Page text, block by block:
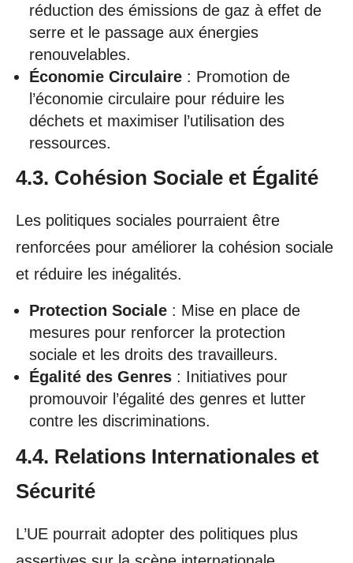
réduction des émissions de gaz à effet de
serre et le passage aux énergies
renouvelables.
Économie Circulaire : Promotion de
l’économie circulaire pour réduire les
déchets et maximiser l’utilisation des
ressources.
4.3. Cohésion Sociale et Égalité
Les politiques sociales pourraient être
renforcées pour améliorer la cohésion sociale
et réduire les inégalités.
Protection Sociale : Mise en place de
mesures pour renforcer la protection
sociale et les droits des travailleurs.
Égalité des Genres : Initiatives pour
promouvoir l’égalité des genres et lutter
contre les discriminations.
4.4. Relations Internationales et
Sécurité
L’UE pourrait adopter des politiques plus